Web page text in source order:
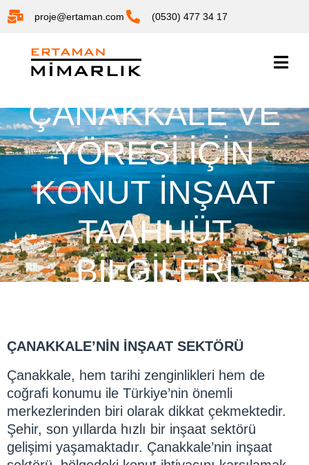
proje@ertaman.com (0530) 477 34 17
ÇANAKKALE VE
YÖRESI İÇIN
KONUT İNŞAAT
TAAHHÜT
BILGILERI
ÇANAKKALE’NİN İNŞAAT SEKTÖRÜ
Çanakkale, hem tarihi zenginlikleri hem de
coğrafi konumu ile Türkiye’nin önemli
merkezlerinden biri olarak dikkat çekmektedir.
Şehir, son yıllarda hızlı bir inşaat sektörü
gelişimi yaşamaktadır. Çanakkale’nin inşaat